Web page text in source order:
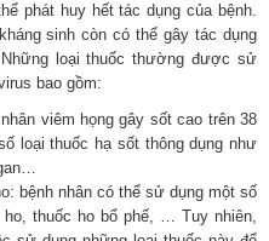
phát huy hết tác dụng của bệnh.
sinh còn có thể gây tác dụng
loại thuốc thường được sử
bao gồm:
viêm họng gây sốt cao trên 38
loại thuốc hạ sốt thông dụng như
bệnh nhân có thể sử dụng một số
thuốc ho bổ phế, … Tuy nhiên,